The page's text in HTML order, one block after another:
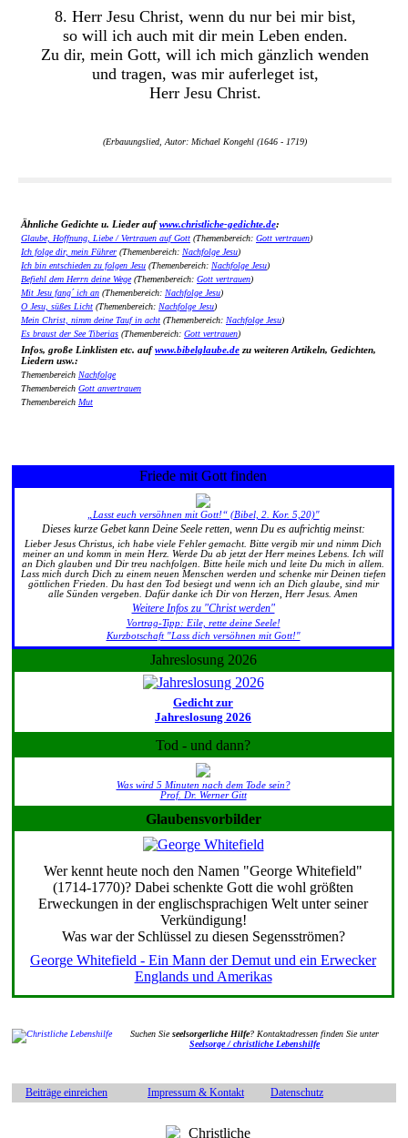
8. Herr Jesu Christ, wenn du nur bei mir bist,
so will ich auch mit dir mein Leben enden.
Zu dir, mein Gott, will ich mich gänzlich wenden
und tragen, was mir auferleget ist,
Herr Jesu Christ.
(Erbauungslied, Autor: Michael Kongehl (1646 - 1719)
Ähnliche Gedichte u. Lieder aufwww.christliche-gedichte.de:
Glaube, Hoffnung, Liebe / Vertrauen auf Gott (Themenbereich: Gott vertrauen)
Ich folge dir, mein Führer (Themenbereich: Nachfolge Jesu)
Ich bin entschieden zu folgen Jesu (Themenbereich: Nachfolge Jesu)
Befiehl dem Herrn deine Wege(Themenbereich: Gott vertrauen)
Mit Jesu fang´ ich an (Themenbereich: Nachfolge Jesu)
O Jesu, süßes Licht (Themenbereich: Nachfolge Jesu)
Mein Christ, nimm deine Tauf in acht (Themenbereich: Nachfolge Jesu)
Es braust der See Tiberias (Themenbereich: Gott vertrauen)
Infos, große Linklisten etc. aufwww.bibelglaube.de zu weiteren Artikeln, Gedichten,
Liedern usw.:
Themenbereich Nachfolge
Themenbereich Gott anvertrauen
Themenbereich Mut
Friede mit Gott finden
„Lasst euch versöhnen mit Gott!“ (Bibel, 2. Kor. 5,20)"
Dieses kurze Gebet kann Deine Seele retten, wenn Du es aufrichtig meinst:
Lieber Jesus Christus, ich habe viele Fehler gemacht. Bitte vergib mir und nimm Dich
meiner an und komm in mein Herz. Werde Du ab jetzt der Herr meines Lebens. Ich will
an Dich glauben und Dir treu nachfolgen. Bitte heile mich und leite Du mich in allem.
Lass mich durch Dich zu einem neuen Menschen werden und schenke mir Deinen tiefen
göttlichen Frieden. Du hast den Tod besiegt und wenn ich an Dich glaube, sind mir
alle Sünden vergeben. Dafür danke ich Dir von Herzen, Herr Jesus. Amen
Weitere Infos zu "Christ werden"
Vortrag-Tipp: Eile, rette deine Seele!
Kurzbotschaft "Lass dich versöhnen mit Gott!"
Jahreslosung 2026
Gedicht zur
Jahreslosung 2026
Tod - und dann?
Was wird 5 Minuten nach dem Tode sein?
Prof. Dr. Werner Gitt
Glaubensvorbilder
Wer kennt heute noch den Namen "George Whitefield"
(1714-1770)? Dabei schenkte Gott die wohl größten
Erweckungen in der englischsprachigen Welt unter seiner
Verkündigung!
Was war der Schlüssel zu diesen Segensströmen?
George Whitefield - Ein Mann der Demut und ein Erwecker
Englands und Amerikas
Suchen Sieseelsorgerliche Hilfe? Kontaktadressen finden Sie unter
Seelsorge / christliche Lebenshilfe
Beiträge einreichen Impressum & Kontakt Datenschutz